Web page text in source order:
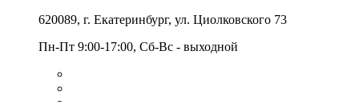
620089, г. Екатеринбург, ул. Циолковского 73
Пн-Пт 9:00-17:00, Сб-Вс - выходной